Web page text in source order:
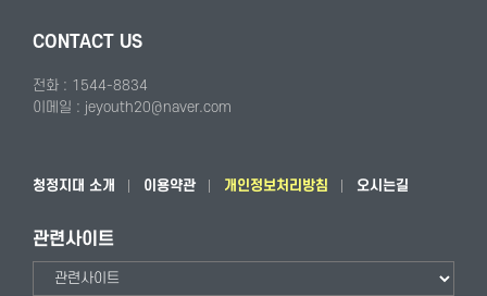
CONTACT US
전화 : 1544-8834
이메일 : jeyouth20@naver.com
청정지대 소개 이용약관 개인정보처리방침 오시는길
관련사이트